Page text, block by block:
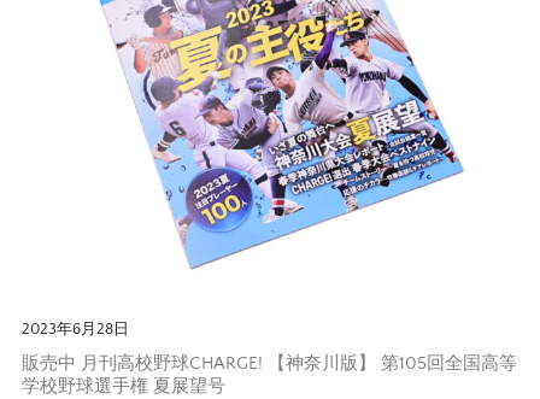
2023年6月28日
販売中 月刊高校野球CHARGE! 【神奈川版】 第105回全国高等
学校野球選手権 夏展望号